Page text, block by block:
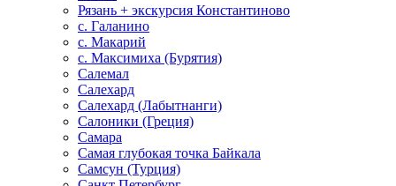
Рязань + экскурсия Константиново
с. Галанино
с. Макарий
с. Максимиха (Бурятия)
Салемал
Салехард
Салехард (Лабытнанги)
Салоники (Греция)
Самара
Самая глубокая точка Байкала
Самсун (Турция)